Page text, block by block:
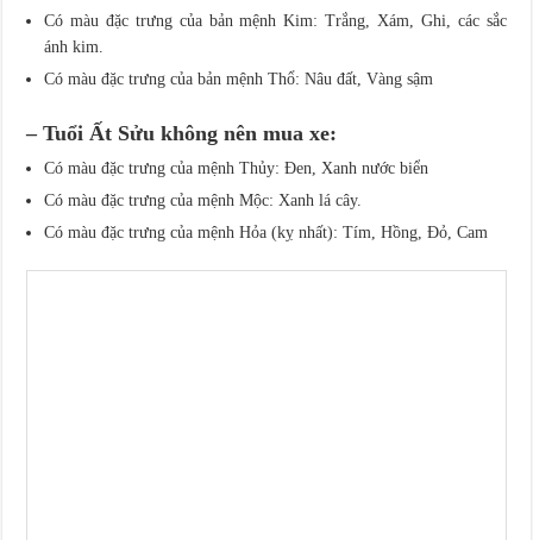
Có màu đặc trưng của bản mệnh Kim: Trắng, Xám, Ghi, các sắc
ánh kim.
Có màu đặc trưng của bản mệnh Thổ: Nâu đất, Vàng sậm
– Tuổi Ất Sửu không nên mua xe:
Có màu đặc trưng của mệnh Thủy: Đen, Xanh nước biển
Có màu đặc trưng của mệnh Mộc: Xanh lá cây.
Có màu đặc trưng của mệnh Hỏa (kỵ nhất): Tím, Hồng, Đỏ, Cam